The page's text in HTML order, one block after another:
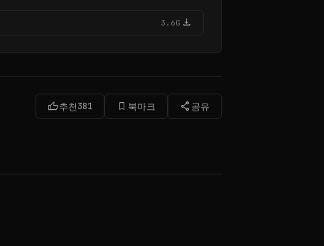
3.6G download
thumb_up추천381 bookmark_border 북마크 share 공유